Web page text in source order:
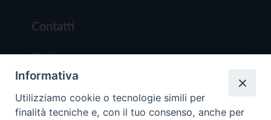
Contatti
Chi Siamo
Redazione
Scrivici
Informativa
Utilizziamo cookie o tecnologie simili per
finalità tecniche e, con il tuo consenso, anche per